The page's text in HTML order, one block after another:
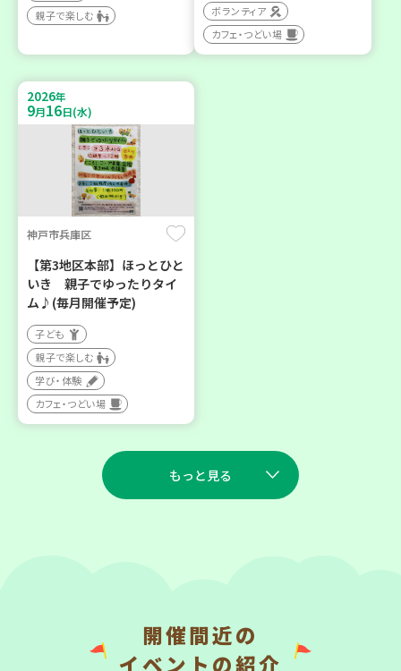
親子で楽しむ
ボランティア
カフェ・つどい場
2026年
9月16日(水)
神戸市兵庫区
【第3地区本部】ほっとひと
いき 親子でゆったりタイ
ム♪(毎月開催予定)
子ども
親子で楽しむ
学び・体験
カフェ・つどい場
もっと見る
神戸市兵庫区 神戸市東灘区
開催間近の
イベントの紹介